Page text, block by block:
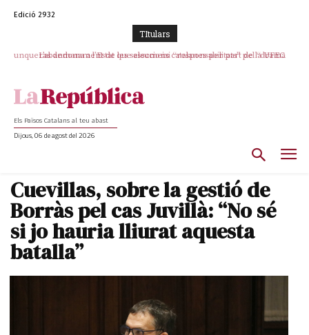
Edició 2932
TItulars
L’abandonament de les seleccions catalanes per part de la UFEC
Els Països Catalans al teu abast
Dijous, 06 de agost del 2026
Cuevillas, sobre la gestió de
Borràs pel cas Juvillà: “No sé
si jo hauria lliurat aquesta
batalla”